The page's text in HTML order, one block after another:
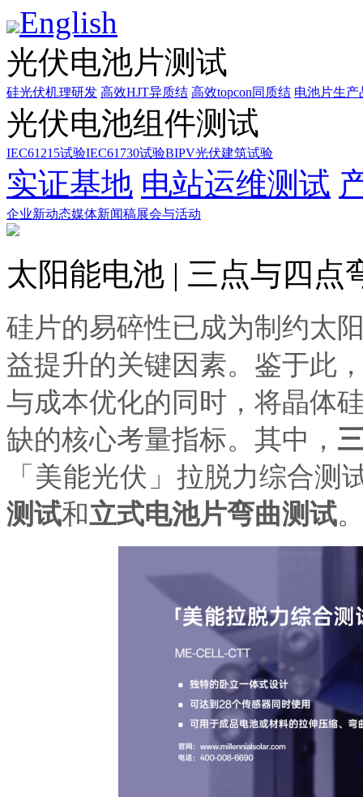
English
光伏电池片测试
硅光伏机理研发 高效HJT异质结 高效topcon同质结 电池片生产
光伏电池组件测试
IEC61215试验IEC61730试验BIPV光伏建筑试验
实证基地 电站运维测试
企业新动态媒体新闻稿展会与活动
太阳能电池 | 三点与四点
硅片的易碎性已成为制约太
益提升的关键因素。鉴于此
与成本优化的同时，将晶体
缺的核心考量指标。其中，
「 美能光伏」 拉脱力综合测
测试和立式电池片弯曲测试